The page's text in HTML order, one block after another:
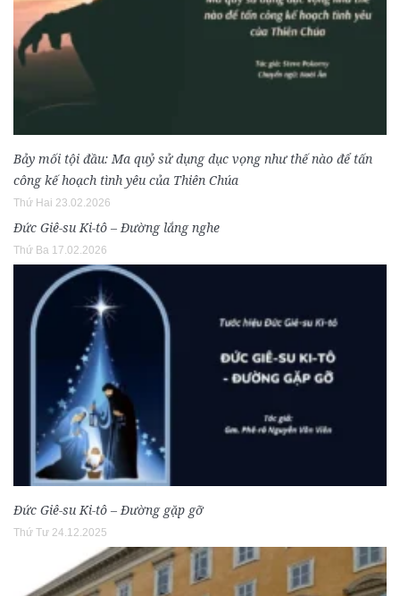
Bảy mối tội đầu: Ma quỷ sử dụng dục vọng như thế nào để tấn
công kế hoạch tình yêu của Thiên Chúa
Thứ Hai 23.02.2026
Đức Giê-su Ki-tô – Đường lắng nghe
Thứ Ba 17.02.2026
Đức Giê-su Ki-tô – Đường gặp gỡ
Thứ Tư 24.12.2025